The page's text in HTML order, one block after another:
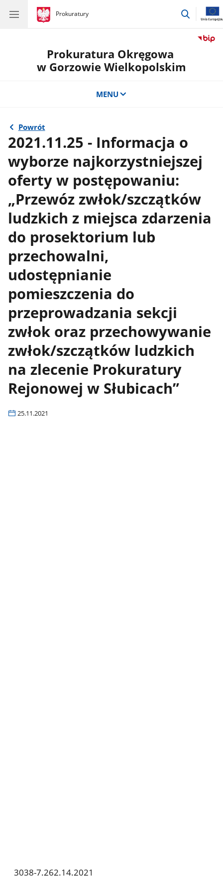
gov.pl
Prokuratury
gov.pl
Prokuratury
przejdź
Prokuratura Okręgowa
w Gorzowie Wielkopolskim
MENU
Powrót
2021.11.25 - Informacja o
wyborze najkorzystniejszej
oferty w postępowaniu:
„Przewóz zwłok/szczątków
ludzkich z miejsca zdarzenia
do prosektorium lub
przechowalni,
udostępnianie
pomieszczenia do
przeprowadzania sekcji
zwłok oraz przechowywanie
zwłok/szczątków ludzkich
na zlecenie Prokuratury
Rejonowej w Słubicach”
25.11.2021
3038-7.262.14.2021